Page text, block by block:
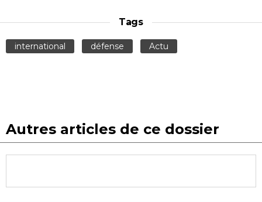
Tags
international défense Actu
Autres articles de ce dossier